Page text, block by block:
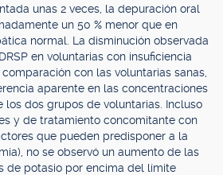
unas 2 veces, la depuración oral
un 50 % menor que en
normal. La disminución observada
en voluntarias con insuficiencia
con las voluntarias sanas,
aparente en las concentraciones
los dos grupos de voluntarias. Incluso
y de tratamiento concomitante con
que pueden predisponer a la
no se observó un aumento de las
de potasio por encima del límite